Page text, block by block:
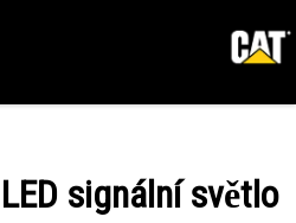
signální světlo